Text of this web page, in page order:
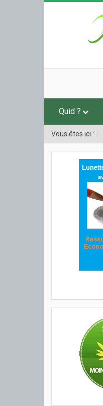
Quid ?
Vous êtes ici :